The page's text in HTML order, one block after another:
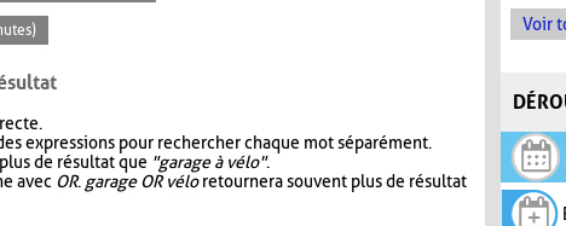
Voir
expressions pour rechercher chaque mot séparément.
de résultat que "garage à vélo".
avec OR. garage OR véloretournera souvent plus de résultat